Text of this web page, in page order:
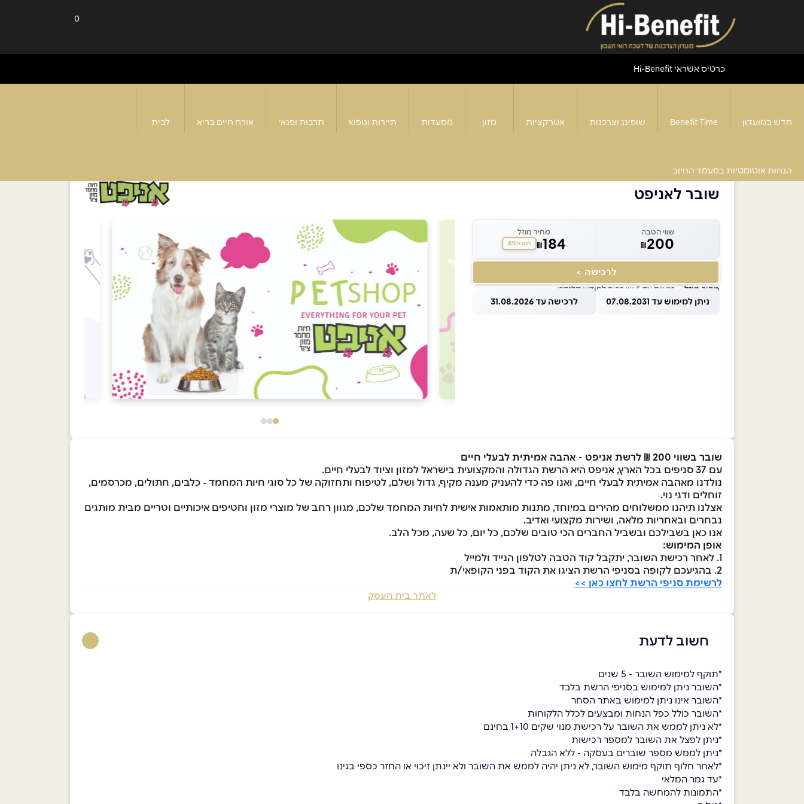
0
כרטיס אשראי Hi-Benefit
חדש במועדון Benefit Time שופינג וצרכנות אטרקציות מזון מסעדות תיירות ונופש תרבות ופנאי אורח חיים בריא לבית
הנחות אוטומטיות במעמד החיוב
שובר לאניפט
שווי הטבה
₪200
מחיר מוזל
₪184 חסכת8%
לרכישה >
מחיר מוזל — זכאות עד 5 שוברים לחודש קלנדרי
ניתן למימוש עד 07.08.2031 לרכישה עד 31.08.2026
שובר בשווי 200 ₪ לרשת אניפט - אהבה אמיתית לבעלי חיים
עם 37 סניפים בכל הארץ, אניפט היא הרשת הגדולה והמקצועית בישראל למזון וציוד לבעלי חיים.
נולדנו מאהבה אמיתית לבעלי חיים, ואנו פה כדי להעניק מענה מקיף, גדול ושלם, לטיפוח ותחזוקה של כל סוגי חיות המחמד - כלבים, חתולים, מכרסמים,
זוחלים ודגי נוי.
אצלנו תיהנו ממשלוחים מהירים במיוחד, מתנות מותאמות אישית לחיות המחמד שלכם, מגוון רחב של מוצרי מזון וחטיפים איכותיים וטריים מבית מותגים
נבחרים ובאחריות מלאה, ושירות מקצועי ואדיב.
אנו כאן בשבילכם ובשביל החברים הכי טובים שלכם, כל יום, כל שעה, מכל הלב.
אופן המימוש:
1. לאחר רכישת השובר, יתקבל קוד הטבה לטלפון הנייד ולמייל
2. בהגיעכם לקופה בסניפי הרשת הציגו את הקוד בפני הקופאי/ת
לרשימת סניפי הרשת לחצו כאן >>
לאתר בית העסק
חשוב לדעת
*תוקף למימוש השובר - 5 שנים
*השובר ניתן למימוש בסניפי הרשת בלבד
*השובר אינו ניתן למימוש באתר הסחר
*השובר כולל כפל הנחות ומבצעים לכלל הלקוחות
*לא ניתן לממש את השובר על רכישת מנוי שקים 1+10 בחינם
*ניתן לפצל את השובר למספר רכישות
*ניתן לממש מספר שוברים בעסקה - ללא הגבלה
*לאחר חלוף תוקף מימוש השובר, לא ניתן יהיה לממש את השובר ולא יינתן זיכוי או החזר כספי בגינו
*עד גמר המלאי
*התמונות להמחשה בלבד